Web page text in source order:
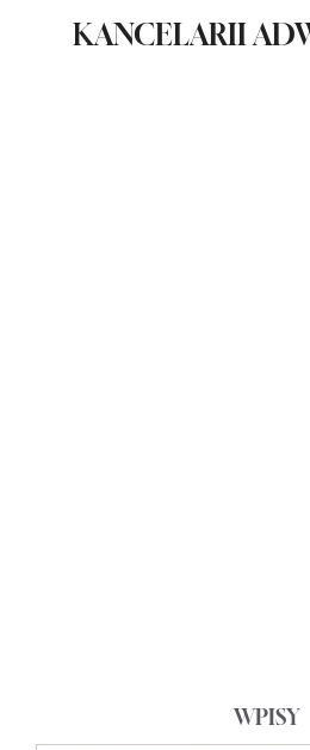
KANCELARII
WPISY